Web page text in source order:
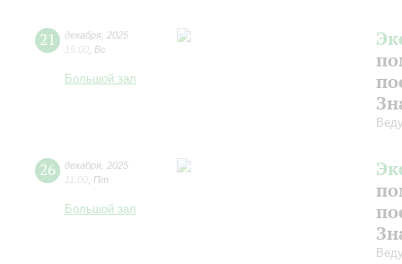
21 декабря 2025
15:00 Вс
Большой зал
26 декабря 2025
11:00 Пт
Большой зал